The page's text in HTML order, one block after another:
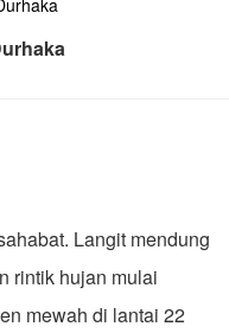
Langit mendung
rintik hujan mulai
mewah di lantai 22